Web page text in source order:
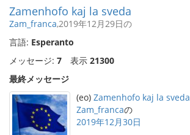
Zamenhofo kaj la sveda
Zam_franca,2019年12月29日の
言語: Esperanto
メッセージ: 7 表示 21300
最終メッセージ
(eo) Zamenhofo kaj la sveda
Zam_francaの
2019年12月30日